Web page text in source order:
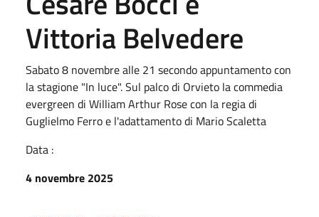
Vittoria Belvedere
Sabato 8 novembre alle 21 secondo appuntamento con
la stagione "In luce". Sul palco di Orvieto la commedia
evergreen di William Arthur Rose con la regia di
Guglielmo Ferro e l'adattamento di Mario Scaletta
Data :
4 novembre 2025